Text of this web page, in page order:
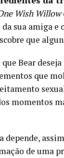
Wish Willow
sua amiga
que
Bear
que
momentos
de uma